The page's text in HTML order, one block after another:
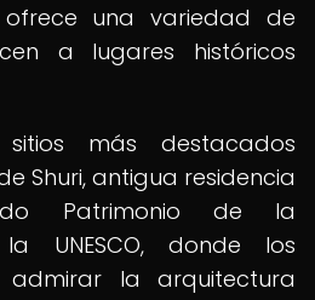
ofrece una variedad de
a lugares históricos
más destacados
Shuri, antigua residencia
Patrimonio de la
UNESCO, donde los
admirar la arquitectura